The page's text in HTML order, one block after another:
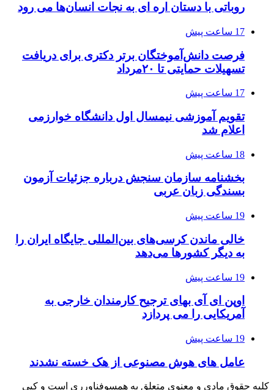
روباتی با دستان اره ای به نجات انسان‌ها می رود
17 ساعت پیش
فرصت دانش‌آموختگان برتر دکتری‌ برای دریافت
تسهیلات حمایتی تا ۲۰مرداد
17 ساعت پیش
تقویم آموزشی نیمسال اول دانشگاه خوارزمی
اعلام شد
18 ساعت پیش
بخشنامه سازمان سنجش درباره جزئیات آزمون
بسندگی زبان عربی
19 ساعت پیش
خالی ماندن کرسی‌های بین‌المللی جایگاه ایران را
به دیگر کشورها می‌دهد
19 ساعت پیش
اوپن ای آی بهای ترجیح کارمندان خارجی به
آمریکایی را می پردازد
19 ساعت پیش
عامل های هوش مصنوعی از هک خسته نشدند
کلیه حقوق مادی و معنوی متعلق به همسوفناورری است و کپی